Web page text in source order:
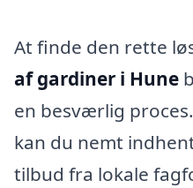
At finde den rette
af gardiner i Hune
en besværlig
kan du nemt
tilbud fra lokale